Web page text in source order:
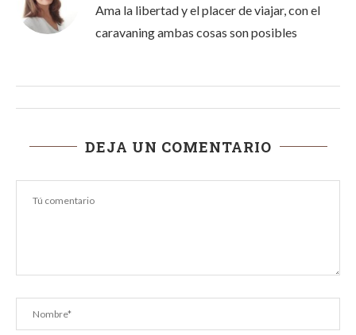
Ama la libertad y el placer de viajar, con el
caravaning ambas cosas son posibles
DEJA UN COMENTARIO